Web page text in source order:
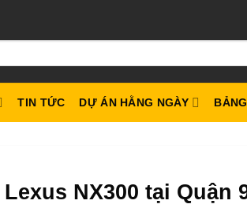
TIN TỨC DỰ ÁN HẰNG NGÀY
NX300 tại Quận